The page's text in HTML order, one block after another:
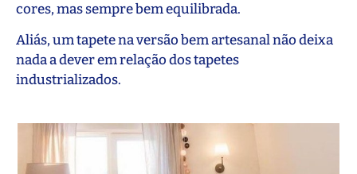
cores, mas sempre bem equilibrada.
Aliás, um tapete na versão bem artesanal não deixa
nada a dever em relação dos tapetes
industrializados.